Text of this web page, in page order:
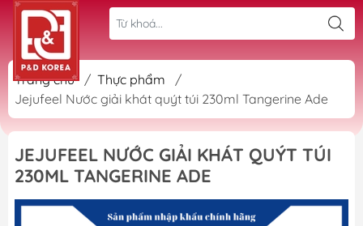
Trang chủ / Thực phẩm
/
Jejufeel Nước giải khát quýt túi 230ml Tangerine Ade
JEJUFEEL NƯỚC GIẢI KHÁT QUÝT TÚI
230ML TANGERINE ADE